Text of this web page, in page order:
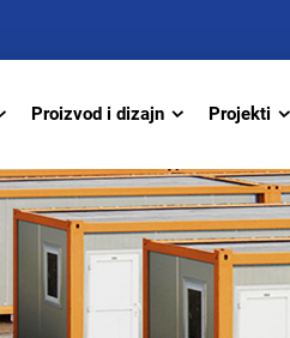
Proizvod i dizajn Projekti